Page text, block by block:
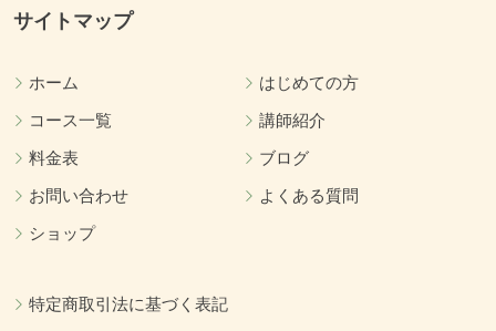
サイトマップ
ホーム
はじめての方
コース一覧
講師紹介
料金表
ブログ
お問い合わせ
よくある質問
ショップ
特定商取引法に基づく表記